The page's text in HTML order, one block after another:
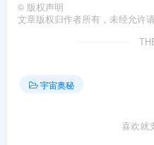
© 版权声明
文章版权归作者所有，未经允许请
宇宙奥秘
喜欢就